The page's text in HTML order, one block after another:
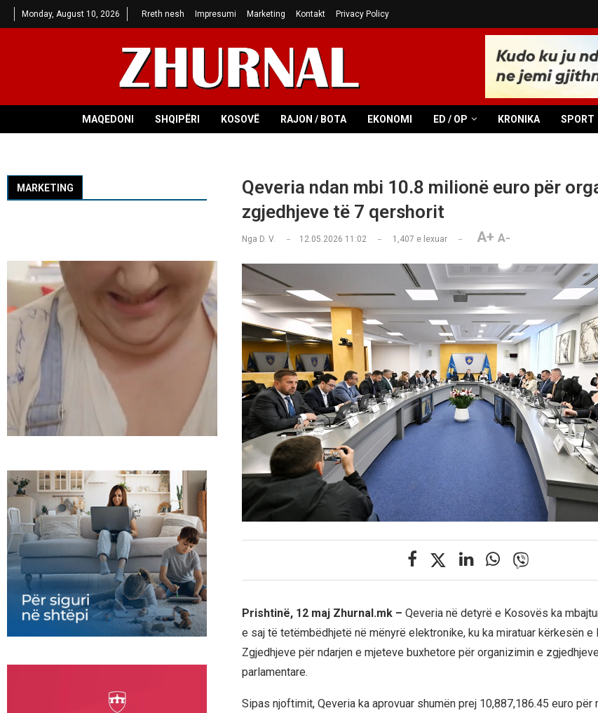
Monday, August 10, 2026 Rreth nesh Impresumi Marketing Kontakt Privacy Policy
MAQEDONI SHQIPËRI KOSOVË RAJON / BOTA EKONOMI ED / OP KRONIKA SPORT
Qeveria ndan mbi 10.8 milionë euro për
zgjedhjeve të 7 qershorit
Nga D. V. 12.05.2026 11:02 1,407 e lexuar A+ A-
Prishtinë, 12 maj Zhurnal.mk – Qeveria në detyrë e Kosovës ka
e saj të tetëmbëdhjetë në mënyrë elektronike, ku ka miratuar kërkesën e
Zgjedhjeve për ndarjen e mjeteve buxhetore për organizimin e
parlamentare.
Sipas njoftimit, Qeveria ka aprovuar shumën prej 10,887,186.45 euro për
MARKETING